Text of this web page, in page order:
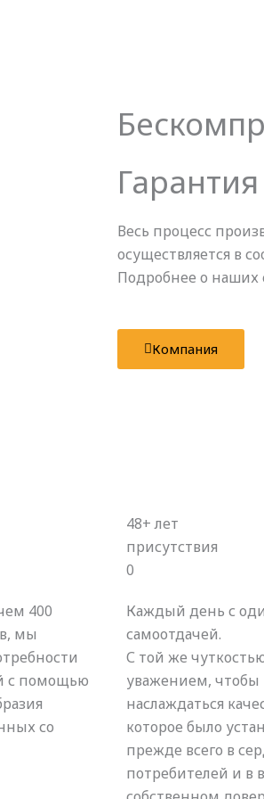
Весь процесс
осуществляется в
Подробнее о наших
Компания
400
мы
с помощью
со
48+ лет
присутствия
0
Каждый день с
самоотдачей.
С той же
уважением,
наслаждаться
которое было
прежде всего в
потребителей и в